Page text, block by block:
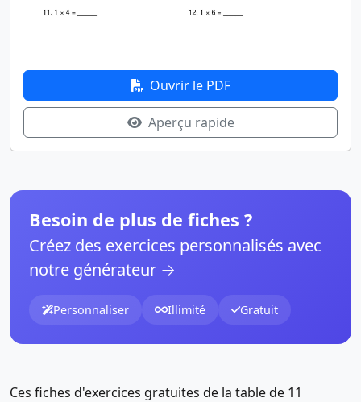
Ouvrir le PDF
Aperçu rapide
Besoin de plus de fiches ?
Créez des exercices personnalisés avec
notre générateur →
Personnaliser Illimité Gratuit
Ces fiches d'exercices gratuites de la table de 11